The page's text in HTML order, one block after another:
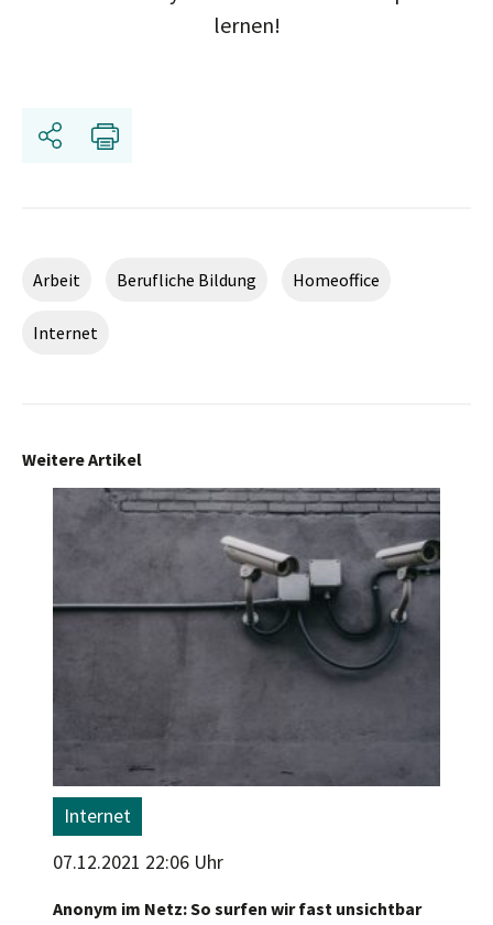
lernen!
Share
Arbeit Berufliche Bildung Homeoffice
Internet
Weitere Artikel
Internet
07.12.2021 22:06 Uhr
Anonym im Netz: So surfen wir fast unsichtbar